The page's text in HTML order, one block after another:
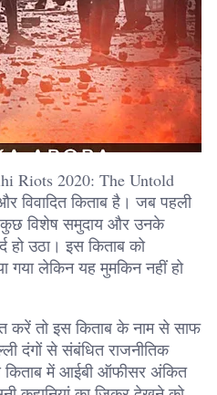
Riots 2020: The Untold
विवादित किताब है। जब पहली
कुछ विशेष समुदाय और उनके
हो उठा। इस किताब को
गया लेकिन यह मुमकिन नहीं हो
करें तो इस किताब के नाम से साफ
दंगों से संबंधित राजनीतिक
में आईबी ऑफीसर अंकित